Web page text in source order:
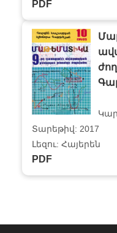
PDF
Տարեթիվ: 2017
Լեզու: Հայերեն
PDF